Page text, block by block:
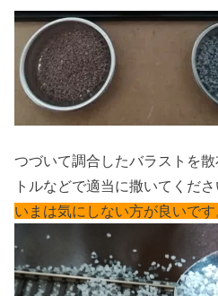
つづいて調合したバラストを
トルなどで適当に撒いてくだ
いまは気にしない方が良いです